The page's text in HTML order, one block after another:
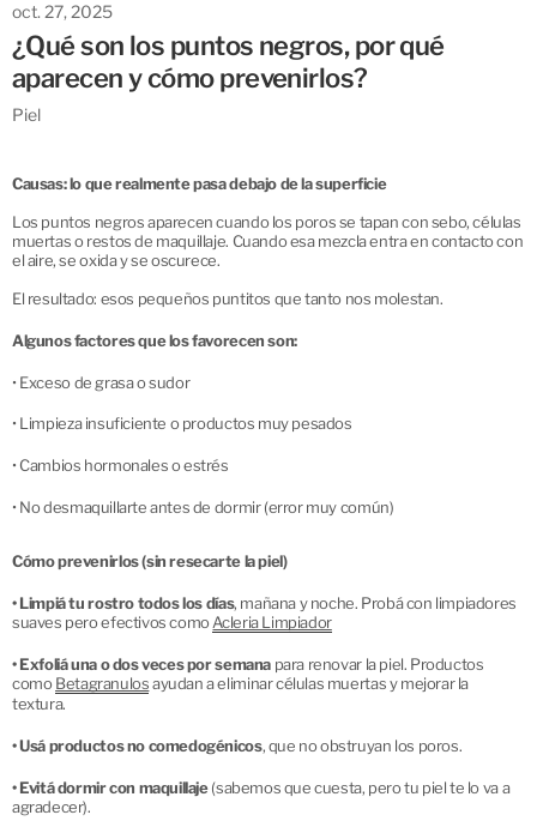
oct. 27, 2025
¿Qué son los puntos negros, por qué
aparecen y cómo prevenirlos?
Piel
Causas: lo que realmente pasa debajo de la superficie
Los puntos negros aparecen cuando los poros se tapan con sebo, células
muertas o restos de maquillaje. Cuando esa mezcla entra en contacto con
el aire, se oxida y se oscurece.
El resultado: esos pequeños puntitos que tanto nos molestan.
Algunos factores que los favorecen son:
• Exceso de grasa o sudor
• Limpieza insuficiente o productos muy pesados
• Cambios hormonales o estrés
• No desmaquillarte antes de dormir (error muy común)
Cómo prevenirlos (sin resecarte la piel)
• Limpiá tu rostro todos los días, mañana y noche. Probá con limpiadores
suaves pero efectivos comoAcleria Limpiador
• Exfoliá una o dos veces por semanapara renovar la piel. Productos
comoBetagranulosayudan a eliminar células muertas y mejorar la
textura.
• Usá productos no comedogénicos, que no obstruyan los poros.
• Evitá dormir con maquillaje(sabemos que cuesta, pero tu piel te lo va a
agradecer).